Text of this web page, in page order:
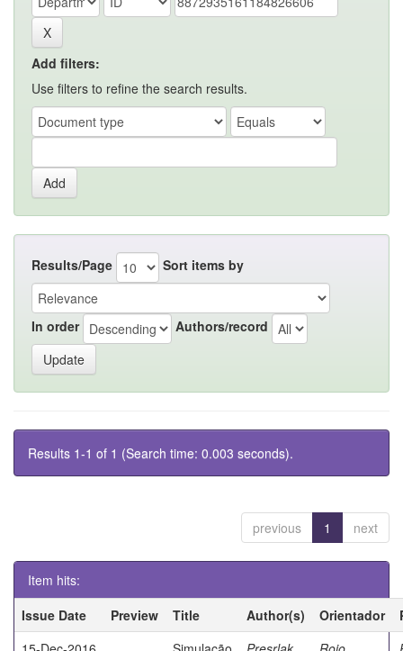
Add filters:
Use filters to refine the search results.
Results/Page Sort items by
In order Authors/record
Results 1-1 of 1 (Search time: 0.003 seconds).
previous 1 next
Item hits:
Issue Date
Preview Title Author(s) Orientador